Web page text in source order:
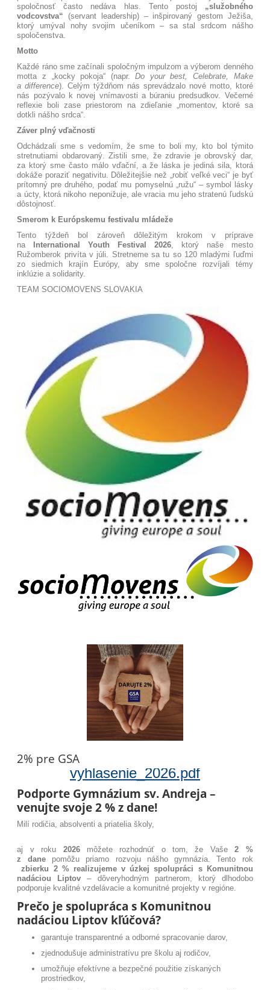
spoločnosť často nedáva hlas. Tento postoj „služobného
vodcovstva“ (servant leadership) – inšpirovaný gestom Ježiša,
ktorý umýval nohy svojim učeníkom – sa stal srdcom nášho
spoločenstva.
Motto
Každé ráno sme začínali spoločným impulzom a výberom denného
motta z „kocky pokoja“ (napr.Do your best, Celebrate, Make
a difference). Celým týždňom nás sprevádzalo nové motto, ktoré
nás pozývalo k novej vnímavosti a búraniu predsudkov. Večerné
reflexie boli zase priestorom na zdieľanie „momentov, ktoré sa
dotkli nášho srdca“.
Záver plný vďačnosti
Odchádzali sme s vedomím, že sme to boli my, kto bol týmito
stretnutiami obdarovaný. Zistili sme, že zdravie je obrovský dar,
za ktorý sme často málo vďační, a že láska je jediná sila, ktorá
dokáže poraziť negativitu. Dôležitejšie než „robiť veľké veci“ je byť
prítomný pre druhého, podať mu pomyselnú „ružu“ – symbol lásky
a úcty, ktorá nikoho neponižuje, ale vracia mu jeho stratenú ľudskú
dôstojnosť.
Smerom k Európskemu festivalu mládeže
Tento týždeň bol zároveň dôležitým krokom v príprave
na
International Youth Festival 2026, ktorý naše mesto
Ružomberok privíta v júli. Stretneme sa tu so 120 mladými ľuďmi
zo siedmich krajín Európy, aby sme spoločne rozvíjali témy
inklúzie a solidarity.
TEAM SOCIOMOVENS SLOVAKIA
2% pre GSA
vyhlasenie_2026.pdf
Podporte Gymnázium sv. Andreja –
venujte svoje 2 % z dane!
Milí rodičia, absolventi a priatelia školy,
aj v roku 2026môžete rozhodnúť o tom, že Vaše2 %
z danepomôžu priamo rozvoju nášho gymnázia. Tento rok
zbierku 2 % realizujeme v úzkej spolupráci s Komunitnou
nadáciou Liptov – dôveryhodným partnerom, ktorý dlhodobo
podporuje kvalitné vzdelávacie a komunitné projekty v regióne.
Prečo je spolupráca s Komunitnou
nadáciou Liptov kľúčová?
garantuje transparentné a odborné spracovanie darov,
zjednodušuje administratívu pre školu aj rodičov,
umožňuje efektívne a bezpečné použitie získaných
prostriedkov,